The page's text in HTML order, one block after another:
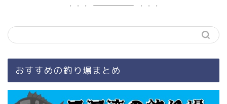
おすすめの釣り場まとめ